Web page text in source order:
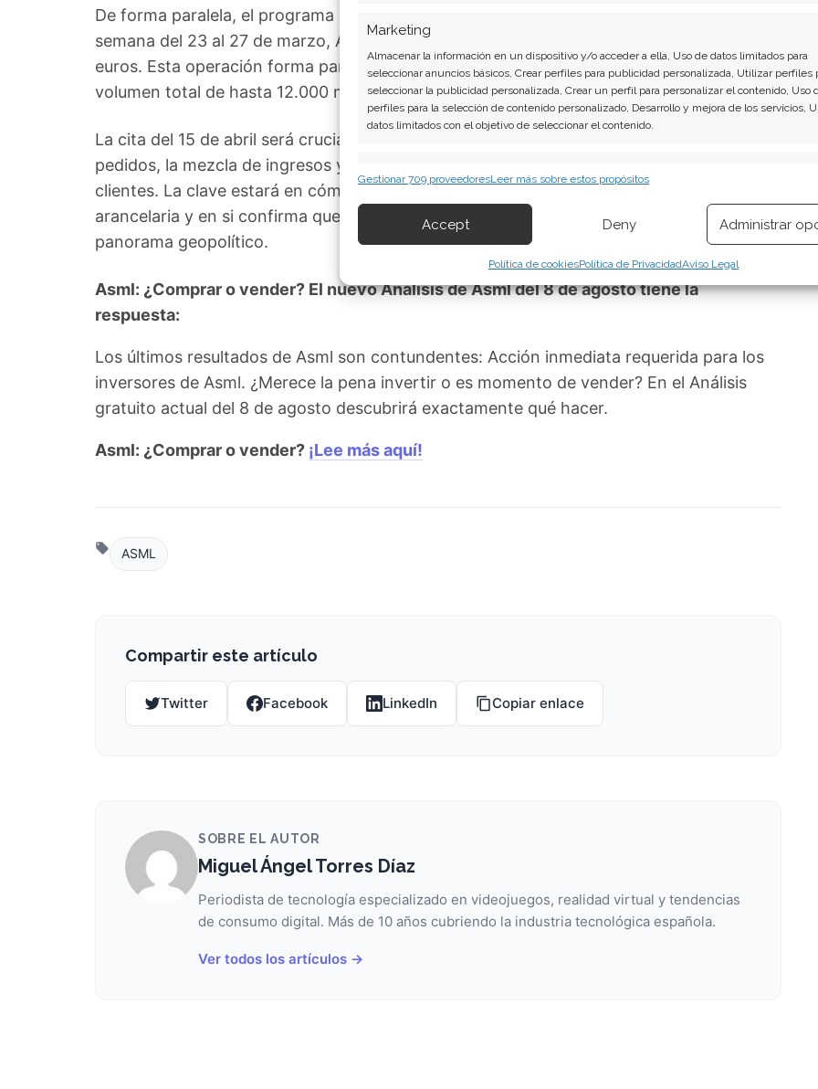
Marketing
Almacenar la información en un dispositivo y/o acceder a ella, Uso de datos limitados para
seleccionar anuncios básicos, Crear perfiles para publicidad personalizada, Utilizar perfiles
seleccionar la publicidad personalizada, Crear un perfil para personalizar el contenido, Uso
perfiles para la selección de contenido personalizado, Desarrollo y mejora de los servicios,
datos limitados con el objetivo de seleccionar el contenido.
información transmitida de forma automática.
Garantizar la seguridad, evitar y detectar fraudes, y eliminar
fallos, Ofrecer y presentar publicidad y contenido, Guardar y
Gestionar 709 proveedoresLeer más sobre estos propósitos
Accept Deny Administrar
Política de cookiesPolítica de PrivacidadAviso Legal
De forma paralela, el programa de recompra de acciones continúa su curso. En la
semana del 23 al 27 de marzo, ASML readquirió títulos propios por unos 125 millones de
euros. Esta operación forma parte de un plan más amplio, vigente hasta 2028 y con un
volumen total de hasta 12.000 millones de euros.
La cita del 15 de abril será crucial. Los inversores centrarán su atención en los nuevos
pedidos, la mezcla de ingresos y las declaraciones de la dirección sobre el gasto de los
clientes. La clave estará en cómo la empresa aborde concretamente la amenaza
arancelaria y en si confirma que puede mantener sus objetivos anuales a pesar del actual
panorama geopolítico.
Asml: ¿Comprar o vender? El nuevo Análisis de Asml del 8 de agosto tiene la
respuesta:
Los últimos resultados de Asml son contundentes: Acción inmediata requerida para los
inversores de Asml. ¿Merece la pena invertir o es momento de vender? En el Análisis
gratuito actual del 8 de agosto descubrirá exactamente qué hacer.
Asml: ¿Comprar o vender? ¡Lee más aquí!
ASML
Compartir este artículo
Twitter Facebook LinkedIn Copiar enlace
SOBRE EL AUTOR
Miguel Ángel Torres Díaz
Periodista de tecnología especializado en videojuegos, realidad virtual y tendencias
de consumo digital. Más de 10 años cubriendo la industria tecnológica española.
Ver todos los artículos →